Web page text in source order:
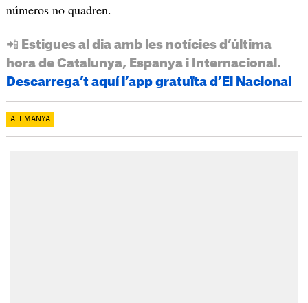
números no quadren.
📲 Estigues al dia amb les notícies d’última
hora de Catalunya, Espanya i Internacional.
Descarrega’t aquí l’app gratuïta d’El Nacional
ALEMANYA